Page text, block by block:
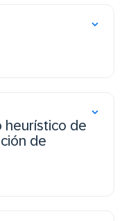
heurístico de
de